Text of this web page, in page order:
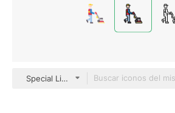
Special Lineal color